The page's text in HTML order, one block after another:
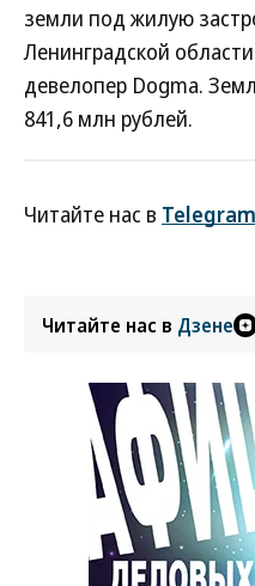
земли под жилую
Ленинградской
девелопер Dogma.
841,6 млн рублей.
Читайте нас в Telegram
Читайте нас в Дзене